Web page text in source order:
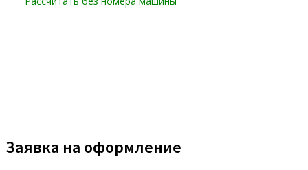
Заявка на оформление